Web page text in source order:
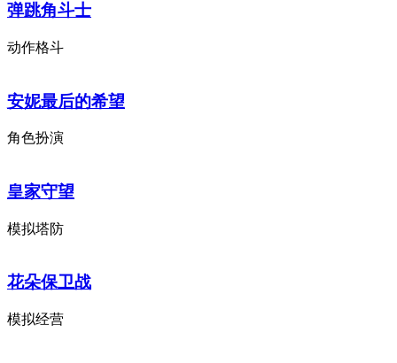
弹跳角斗士
动作格斗
安妮最后的希望
角色扮演
皇家守望
模拟塔防
花朵保卫战
模拟经营